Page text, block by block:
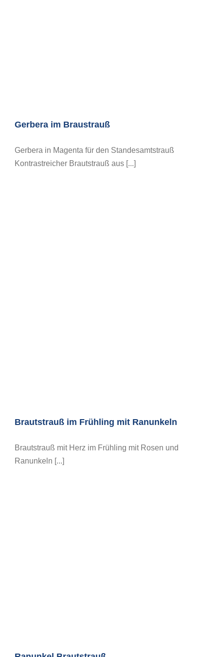
Gerbera im Braustrauß
Gerbera in Magenta für den Standesamtstrauß
Kontrastreicher Brautstrauß aus [...]
Brautstrauß im Frühling mit Ranunkeln
Brautstrauß mit Herz im Frühling mit Rosen und
Ranunkeln [...]